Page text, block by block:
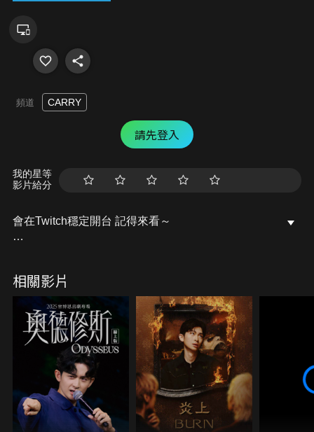
頻道 CARRY
請先登入
我的星等
影片給分
會在Twitch穩定開台 記得來看～
記得去粉專點個讚唷～
開台活動訊息都會發布在上面的
Facebook粉專：樂樂Lebaby
/ lebaby0v0
Instagram：lebaby0v0
相關影片